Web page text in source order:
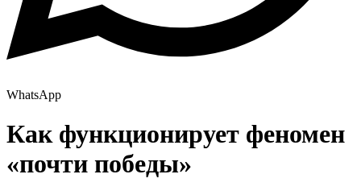
WhatsApp
Как функционирует феномен
«почти победы»